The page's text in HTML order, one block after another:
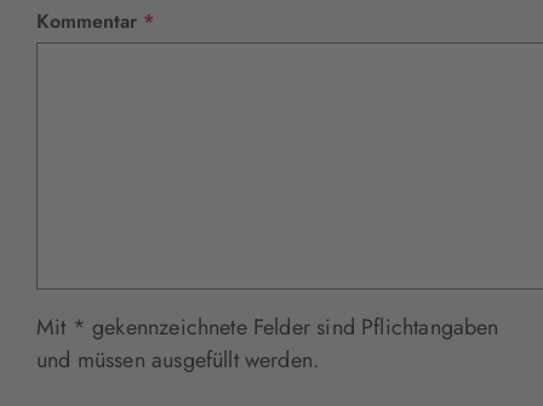
Kommentar *
Mit * gekennzeichnete Felder sind Pflichtangaben
und müssen ausgefüllt werden.